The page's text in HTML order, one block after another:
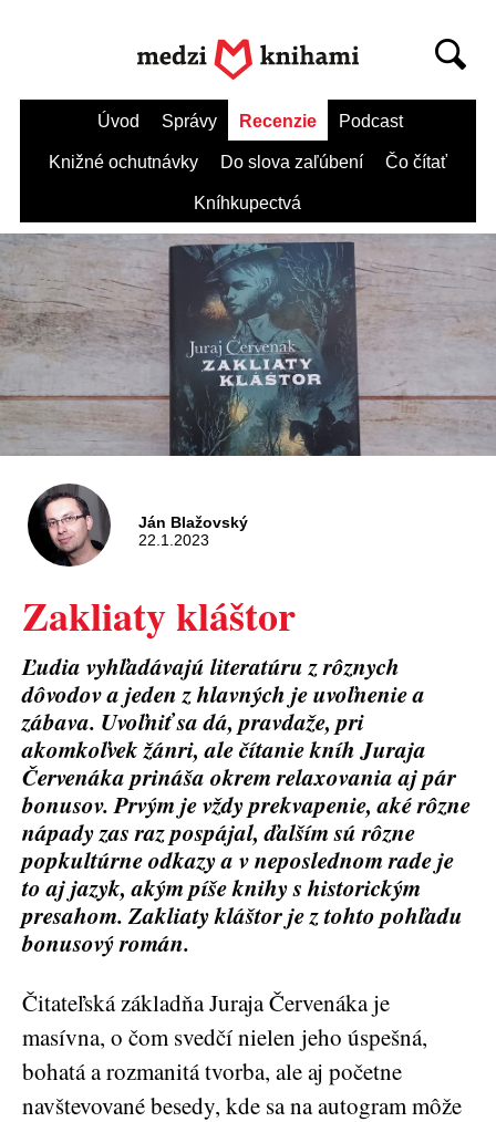
Úvod Správy Recenzie Podcast
Knižné ochutnávky Do slova zaľúbení Čo čítať
Kníhkupectvá
Ján Blažovský
22.1.2023
Zakliaty kláštor
Ľudia vyhľadávajú literatúru z rôznych
dôvodov a jeden z hlavných je uvoľnenie a
zábava. Uvoľniť sa dá, pravdaže, pri
akomkoľvek žánri, ale čítanie kníh Juraja
Červenáka prináša okrem relaxovania aj pár
bonusov. Prvým je vždy prekvapenie, aké rôzne
nápady zas raz pospájal, ďalším sú rôzne
popkultúrne odkazy a v neposlednom rade je
to aj jazyk, akým píše knihy s historickým
presahom. Zakliaty kláštor je z tohto pohľadu
bonusový román.
Čitateľská základňa Juraja Červenáka je
masívna, o čom svedčí nielen jeho úspešná,
bohatá a rozmanitá tvorba, ale aj početne
navštevované besedy, kde sa na autogram môže